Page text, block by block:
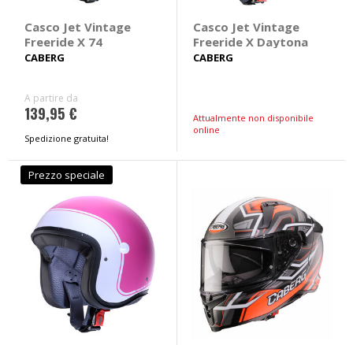
Casco Jet Vintage
Freeride X 74
CABERG
A partire da
139,95 €
Spedizione gratuita!
Casco Jet Vintage
Freeride X Daytona
CABERG
Attualmente non disponibile
online
Prezzo speciale